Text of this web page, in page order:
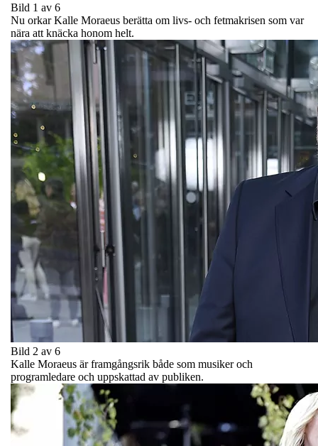
Bild 1 av 6
Nu orkar Kalle Moraeus berätta om livs- och fetmakrisen som var
nära att knäcka honom helt.
Bild 2 av 6
Kalle Moraeus är framgångsrik både som musiker och
programledare och uppskattad av publiken.